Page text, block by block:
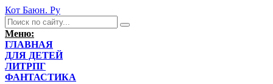
Кот Баюн. Ру
Меню:
ГЛАВНАЯ
ДЛЯ ДЕТЕЙ
ЛИТРПГ
ФАНТАСТИКА